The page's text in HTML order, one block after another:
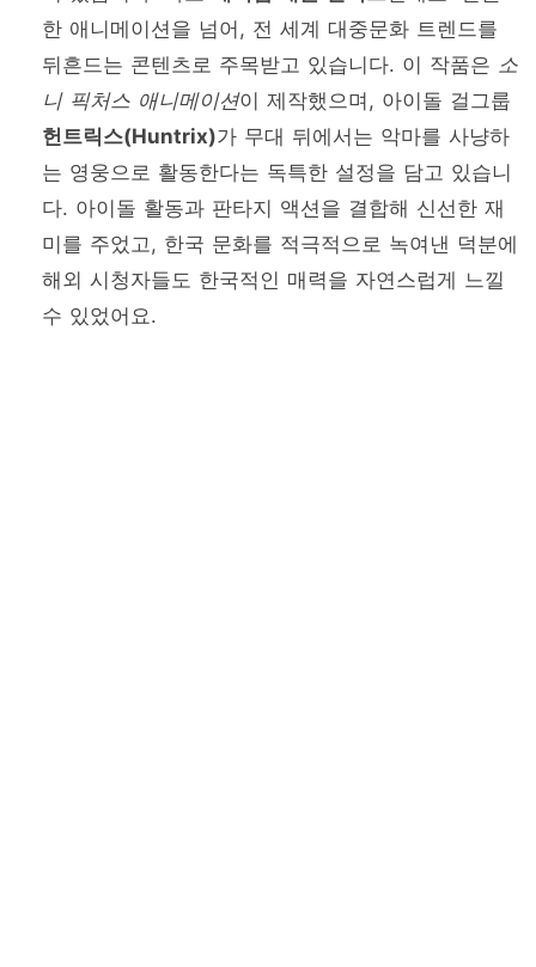
한 애니메이션을 넘어, 전 세계 대중문화 트렌드를
뒤흔드는 콘텐츠로 주목받고 있습니다. 이 작품은 소
니 픽처스 애니메이션이 제작했으며, 아이돌 걸그룹
헌트릭스(Huntrix)가 무대 뒤에서는 악마를 사냥하
는 영웅으로 활동한다는 독특한 설정을 담고 있습니
다. 아이돌 활동과 판타지 액션을 결합해 신선한 재
미를 주었고, 한국 문화를 적극적으로 녹여낸 덕분에
해외 시청자들도 한국적인 매력을 자연스럽게 느낄
수 있었어요.